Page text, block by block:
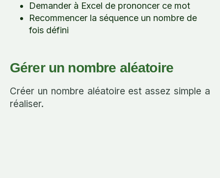
Demander à Excel de prononcer ce mot
Recommencer la séquence un nombre de
fois défini
Gérer un nombre aléatoire
Créer un nombre aléatoire est assez simple a
réaliser.